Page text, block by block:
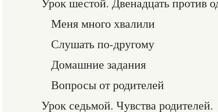
Меня много хвалили
Слушать по-другому
Домашние задания
Вопросы от родителей
Урок седьмой. Чувства родителей.